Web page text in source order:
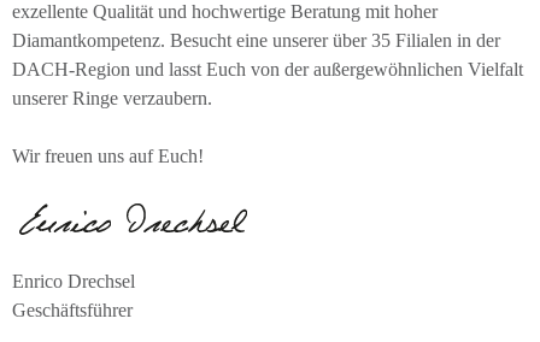
exzellente Qualität und hochwertige Beratung mit hoher
Diamantkompetenz. Besucht eine unserer über 35 Filialen in der
DACH-Region und lasst Euch von der außergewöhnlichen Vielfalt
unserer Ringe verzaubern.
Wir freuen uns auf Euch!
Enrico Drechsel
Geschäftsführer